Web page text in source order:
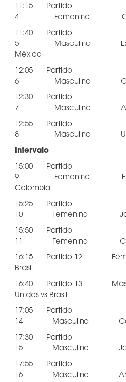
11:15 Partido
4 Femenino
11:40 Partido
5 Masculino
México
12:05 Partido
6 Masculino
12:30 Partido
7 Masculino
12:55 Partido
8 Masculino
Intervalo
15:00 Partido
9 Femenino
Colombia
15:25 Partido
10 Femenino
15:50 Partido
11 Femenino
16:15 Partido 12
Brasil
16:40 Partido 13
Unidos vs Brasil
17:05 Partido
14 Masculino
17:30 Partido
15 Masculino
17:55 Partido
16 Masculino